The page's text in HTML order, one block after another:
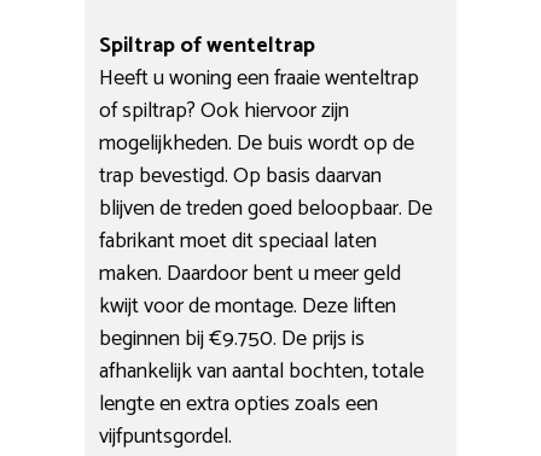
Spiltrap of wenteltrap
Heeft u woning een fraaie wenteltrap
of spiltrap? Ook hiervoor zijn
mogelijkheden. De buis wordt op de
trap bevestigd. Op basis daarvan
blijven de treden goed beloopbaar. De
fabrikant moet dit speciaal laten
maken. Daardoor bent u meer geld
kwijt voor de montage. Deze liften
beginnen bij €9.750. De prijs is
afhankelijk van aantal bochten, totale
lengte en extra opties zoals een
vijfpuntsgordel.